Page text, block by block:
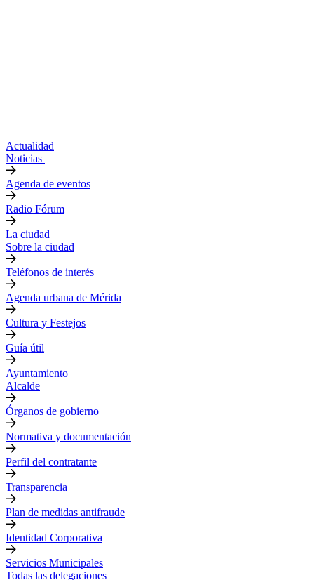
Actualidad
Noticias
Agenda de eventos
Radio Fórum
La ciudad
Sobre la ciudad
Teléfonos de interés
Agenda urbana de Mérida
Cultura y Festejos
Guía útil
Ayuntamiento
Alcalde
Órganos de gobierno
Normativa y documentación
Perfil del contratante
Transparencia
Plan de medidas antifraude
Identidad Corporativa
Servicios Municipales
Todas las delegaciones